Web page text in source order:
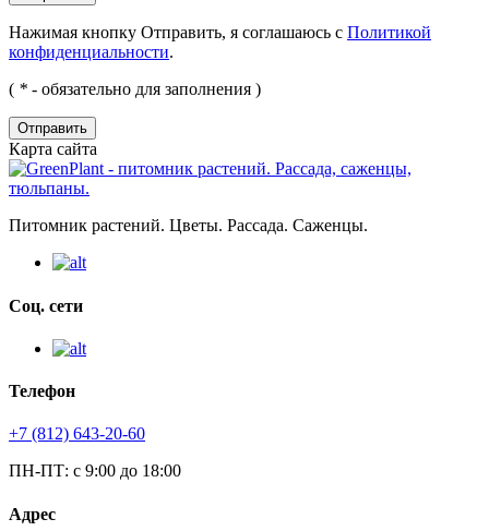
Нажимая кнопку Отправить, я соглашаюсь с Политикой
конфиденциальности.
( * - обязательно для заполнения )
Отправить
Карта сайта
Питомник растений. Цветы. Рассада. Саженцы.
Соц. сети
Телефон
+7 (812) 643-20-60
ПН-ПТ: с 9:00 до 18:00
Адрес